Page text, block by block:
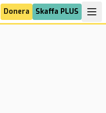
Donera Skaffa PLUS